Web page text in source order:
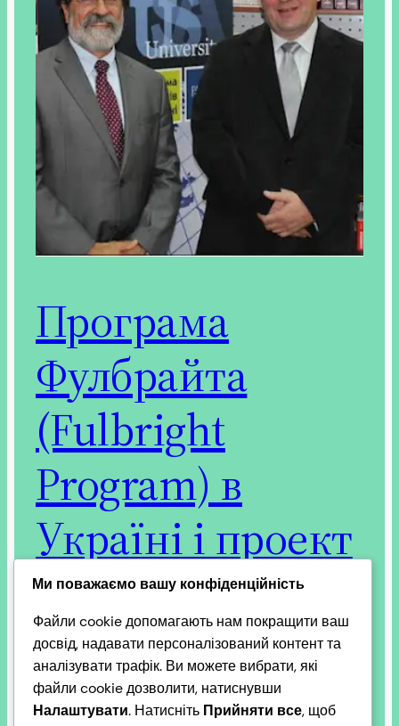
Програма
Фулбрайта
(Fulbright
Program) в
Україні і проект
Добруджа+
Програма імені Фулбрайта (Fulbright Program) —
найпрестижніша міжнародна освітня програма
США, заснована у 1946 році для обміну
Ми поважаємо вашу конфіденційність
Файли cookie допомагають нам покращити ваш
досвід, надавати персоналізований контент та
аналізувати трафік. Ви можете вибрати, які
файли cookie дозволити, натиснувши
Налаштувати. Натисніть Прийняти все, щоб